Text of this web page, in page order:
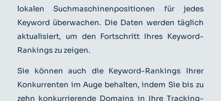
lokalen Suchmaschinenpositionen für jedes
Keyword überwachen. Die Daten werden täglich
aktualisiert, um den Fortschritt Ihres Keyword-
Rankings zu zeigen.
Sie können auch die Keyword-Rankings Ihrer
Konkurrenten im Auge behalten, indem Sie bis zu
zehn konkurrierende Domains in Ihre Tracking-